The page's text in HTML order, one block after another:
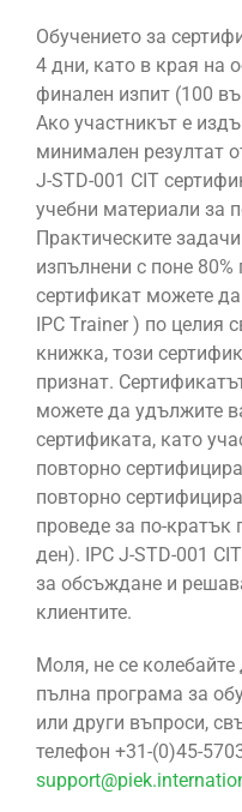
Обучението за
4 дни, като в края на
финален изпит (100
Ако участникът е
минимален резултат
J-STD-001 CIT
учебни материали за
Практическите
изпълнени с поне
сертификат можете
IPC Trainer ) по целия
книжка, този
признат.
можете да удължите
сертификата, като
повторно
повторно
проведе за по-кратък
ден). IPC J-STD-001
за обсъждане и
клиентите.
Моля, не се колебайте
пълна програма за
или други въпроси,
телефон +31-(0)45-